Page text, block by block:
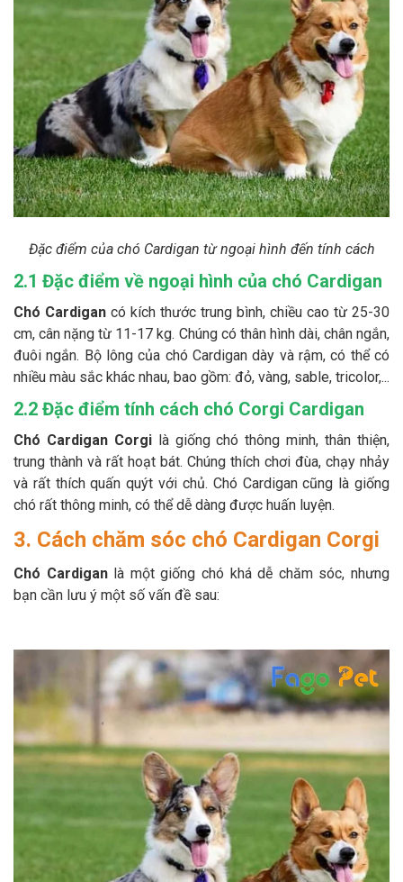
Đặc điểm của chó Cardigan từ ngoại hình đến tính cách
2.1 Đặc điểm về ngoại hình của chó Cardigan
Chó Cardigan có kích thước trung bình, chiều cao từ 25-30
cm, cân nặng từ 11-17 kg. Chúng có thân hình dài, chân ngắn,
đuôi ngắn. Bộ lông của chó Cardigan dày và rậm, có thể có
nhiều màu sắc khác nhau, bao gồm: đỏ, vàng, sable, tricolor,...
2.2 Đặc điểm tính cách chó Corgi Cardigan
Chó Cardigan Corgilà giống chó thông minh, thân thiện,
trung thành và rất hoạt bát. Chúng thích chơi đùa, chạy nhảy
và rất thích quấn quýt với chủ. Chó Cardigan cũng là giống
chó rất thông minh, có thể dễ dàng được huấn luyện.
3. Cách chăm sóc chó Cardigan Corgi
Chó Cardiganlà một giống chó khá dễ chăm sóc, nhưng
bạn cần lưu ý một số vấn đề sau: